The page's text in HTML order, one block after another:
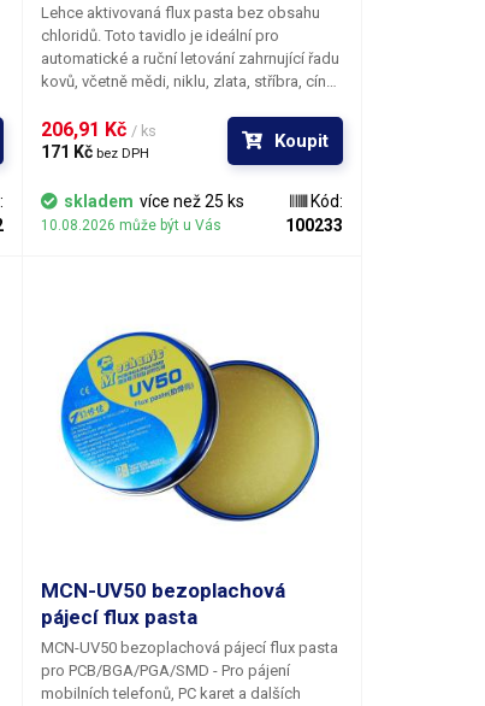
Lehce aktivovaná flux pasta bez obsahu
chloridů. Toto tavidlo je ideální pro
automatické a ruční letování zahrnující řadu
kovů, včetně mědi, niklu, zlata, stříbra, cínu
206,91 Kč / ks
171 Kč bez DPH
Koupit
skladem více než 25 ks
10.08.2026 může být u Vás
Kód:
100233
MCN-UV50 bezoplachová
pájecí flux pasta
MCN-UV50 bezoplachová pájecí flux pasta
pro PCB/BGA/PGA/SMD - Pro pájení
mobilních telefonů, PC karet a dalších